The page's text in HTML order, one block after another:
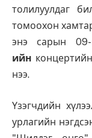
толилуулдаг
томоохон
энэ сарын
ийн
нээ.
Үзэгчдийн
урлагийн